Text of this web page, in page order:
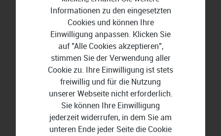
Lexware Office
Wissenswertes rund um
Informationen zu den eingesetzten
Cookies und können Ihre
Einwilligung anpassen. Klicken Sie
auf "Alle Cookies akzeptieren",
stimmen Sie der Verwendung aller
Cookie zu. Ihre Einwilligung ist stets
freiwillig und für die Nutzung
unserer Webseite nicht erforderlich.
Sie können Ihre Einwilligung
jederzeit widerrufen, in dem Sie am
unteren Ende jeder Seite die Cookie